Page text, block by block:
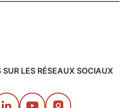
LES RÉSEAUX SOCIAUX